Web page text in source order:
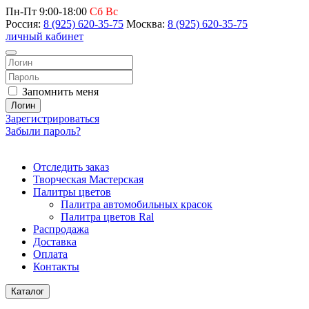
Пн-Пт 9:00-18:00 Сб Вс
Россия: 8 (925) 620-35-75 Москва: 8 (925) 620-35-75
личный кабинет
Запомнить меня
Логин
Зарегистрироваться
Забыли пароль?
Отследить заказ
Творческая Мастерская
Палитры цветов
Палитра автомобильных красок
Палитра цветов Ral
Распродажа
Доставка
Оплата
Контакты
Каталог